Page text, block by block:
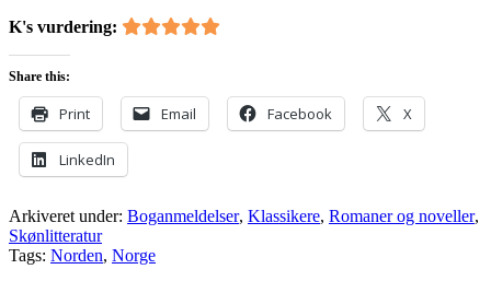
K's vurdering:
Share this:
Print Email Facebook X
LinkedIn
Arkiveret under: Boganmeldelser, Klassikere, Romaner og noveller,
Skønlitteratur
Tags: Norden, Norge